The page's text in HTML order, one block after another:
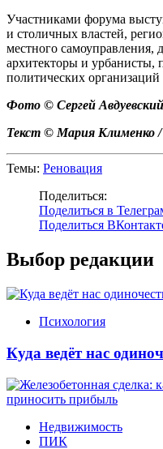
Участниками форума
и столичных властей,
местного самоуправления,
архитекторы и урбанисты,
политических
Фото © Сергей
Текст © Мария Клименко
Темы: Реновация
Поделиться:
Поделиться в
Поделиться
Выбор редакции
Психология
Куда ведёт нас
Недвижимость
ПИК